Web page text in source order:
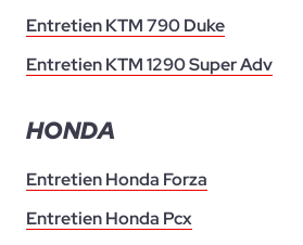
Entretien KTM 790 Duke
Entretien KTM 1290 Super Adv
HONDA
Entretien Honda Forza
Entretien Honda Pcx